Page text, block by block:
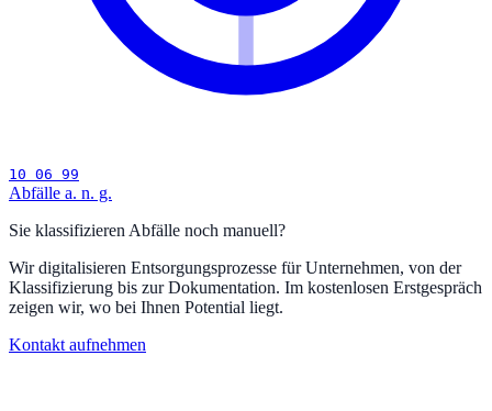
10 06 99
Abfälle a. n. g.
Sie klassifizieren Abfälle noch manuell?
Wir digitalisieren Entsorgungsprozesse für Unternehmen, von der
Klassifizierung bis zur Dokumentation. Im kostenlosen Erstgespräch
zeigen wir, wo bei Ihnen Potential liegt.
Kontakt aufnehmen